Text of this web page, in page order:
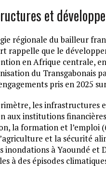
et
régionale du bailleur
rappelle que le
en Afrique centrale,
du Transgabonais
pris en 2025
les infrastructures
aux institutions
la formation et l’emploi
et la sécurité
inondations à Yaoundé et
à des épisodes